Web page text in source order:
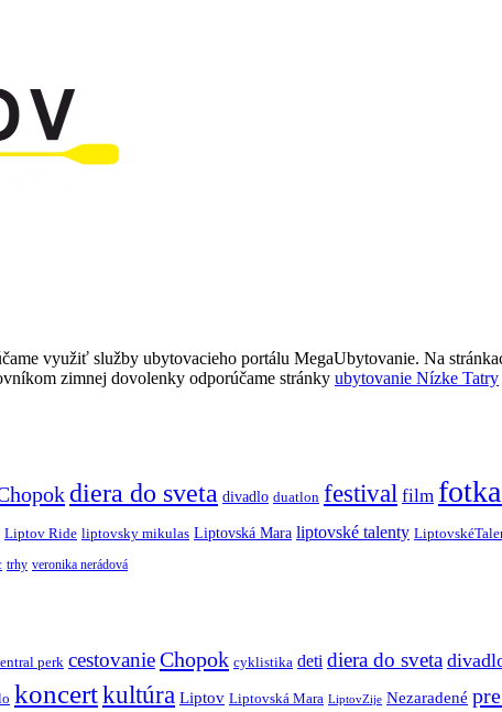
využiť služby ubytovacieho portálu MegaUbytovanie. Na
zimnej dovolenky odporúčame stránky ubytovanie Nízke Tatry
diera do sveta divadlo duatlon festival film
Liptov Ride liptovsky mikulas Liptovská Mara liptovské talenty
trhy veronika nerádová
perk cestovanieChopok cyklistika deti diera do sveta
koncertkultúra Liptov Liptovská Mara LiptovZije Nezaradené